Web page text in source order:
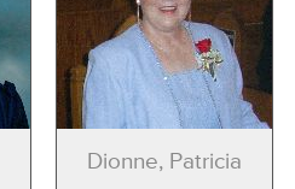
Dionne, Patricia